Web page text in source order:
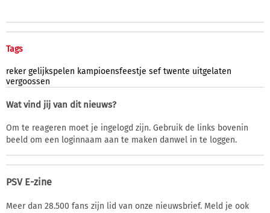
Tags
reker gelijkspelen kampioensfeestje sef twente uitgelaten
vergoossen
Wat vind jij van dit nieuws?
Om te reageren moet je ingelogd zijn. Gebruik de links bovenin
beeld om een loginnaam aan te maken danwel in te loggen.
PSV E-zine
Meer dan 28.500 fans zijn lid van onze nieuwsbrief. Meld je ook